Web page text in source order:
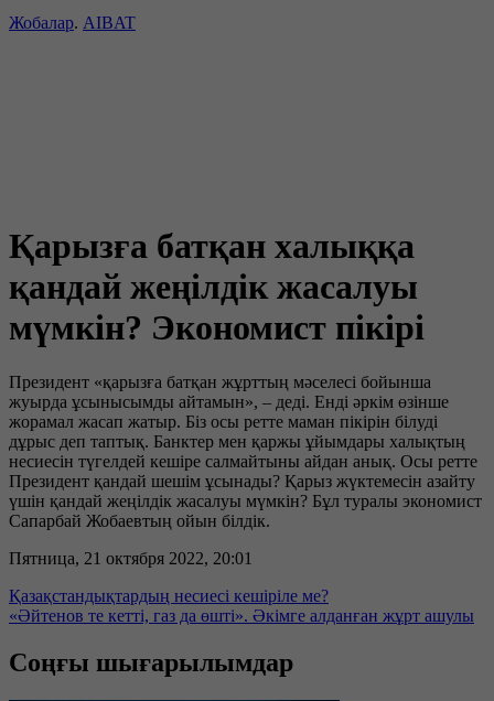
Жобалар. AIBAT
Қарызға батқан халыққа
қандай жеңілдік жасалуы
мүмкін? Экономист пікірі
Президент «қарызға батқан жұрттың мәселесі бойынша
жуырда ұсынысымды айтамын», – деді. Енді әркім өзінше
жорамал жасап жатыр. Біз осы ретте маман пікірін білуді
дұрыс деп таптық. Банктер мен қаржы ұйымдары халықтың
несиесін түгелдей кешіре салмайтыны айдан анық. Осы ретте
Президент қандай шешім ұсынады? Қарыз жүктемесін азайту
үшін қандай жеңілдік жасалуы мүмкін? Бұл туралы экономист
Сапарбай Жобаевтың ойын білдік.
Пятница, 21 октября 2022, 20:01
Қазақстандықтардың несиесі кешіріле ме?
«Әйтенов те кетті, газ да өшті». Әкімге алданған жұрт ашулы
Соңғы шығарылымдар